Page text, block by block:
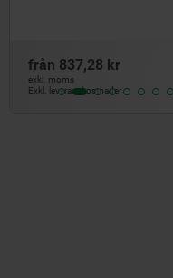
från277,03 kr
exkl. moms
Exkl. leveranskostnader